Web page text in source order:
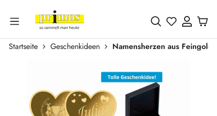
Zum Hauptinhalt springen
Du hast 0
Startseite Geschenkideen
Namensherzen aus Feingold